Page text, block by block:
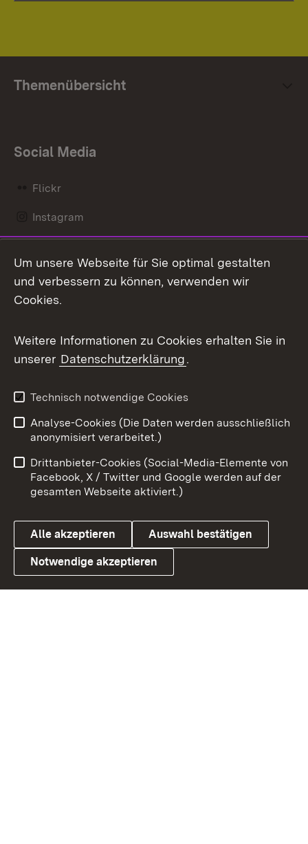
Themenübersicht
Social Media
Flickr
Instagram
Mastodon
Messenger
Social Wall
X / Twitter
Youtube
Link zum Landesportal
Benutzungshinweise
Barrierefreiheit
Datenschutz
Cookies
Um unsere Webseite für Sie optimal gestalten
und verbessern zu können, verwenden wir
Cookies.
Weitere Informationen zu Cookies erhalten Sie in
unserer Datenschutzerklärung.
Technisch notwendige Cookies
Analyse-Cookies (Die Daten werden ausschließlich
anonymisiert verarbeitet.)
Drittanbieter-Cookies (Social-Media-Elemente von
Facebook, X / Twitter und Google werden auf der
gesamten Webseite aktiviert.)
Alle akzeptieren Auswahl bestätigen
Notwendige akzeptieren